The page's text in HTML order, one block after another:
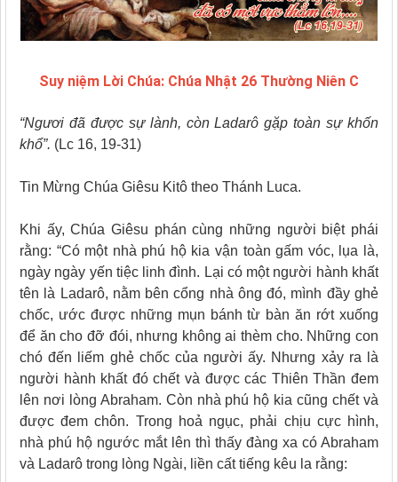
Suy niệm Lời Chúa: Chúa Nhật 26 Thường Niên C
“Ngươi đã được sự lành, còn Ladarô gặp toàn sự khốn
khổ”. (Lc 16, 19-31)
Tin Mừng Chúa Giêsu Kitô theo Thánh Luca.
Khi ấy, Chúa Giêsu phán cùng những người biệt phái
rằng: “Có một nhà phú hộ kia vận toàn gấm vóc, lụa là,
ngày ngày yến tiệc linh đình. Lại có một người hành khất
tên là Ladarô, nằm bên cổng nhà ông đó, mình đầy ghẻ
chốc, ước được những mụn bánh từ bàn ăn rớt xuống
để ăn cho đỡ đói, nhưng không ai thèm cho. Những con
chó đến liếm ghẻ chốc của người ấy. Nhưng xảy ra là
người hành khất đó chết và được các Thiên Thần đem
lên nơi lòng Abraham. Còn nhà phú hộ kia cũng chết và
được đem chôn. Trong hoả ngục, phải chịu cực hình,
nhà phú hộ ngước mắt lên thì thấy đàng xa có Abraham
và Ladarô trong lòng Ngài, liền cất tiếng kêu la rằng: